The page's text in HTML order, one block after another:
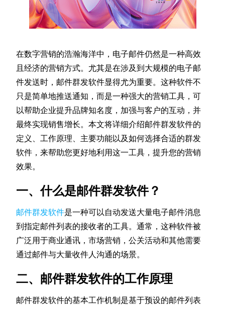
在数字营销的浩瀚海洋中，电子邮件仍然是一种高效
且经济的营销方式。尤其是在涉及到大规模的电子邮
件发送时，邮件群发软件显得尤为重要。这种软件不
只是简单地推送通知，而是一种强大的营销工具，可
以帮助企业提升品牌知名度，加强与客户的互动，并
最终实现销售增长。本文将详细介绍邮件群发软件的
定义、工作原理、主要功能以及如何选择合适的群发
软件，来帮助您更好地利用这一工具，提升您的营销
效果。
一、什么是邮件群发软件？
邮件群发软件是一种可以自动发送大量电子邮件消息
到指定邮件列表的接收者的工具。通常，这种软件被
广泛用于商业通讯，市场营销，公关活动和其他需要
通过邮件与大量收件人沟通的场景。
二、邮件群发软件的工作原理
邮件群发软件的基本工作机制是基于预设的邮件列表